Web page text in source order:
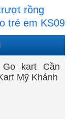
rồng
trẻ em KS09
kart Cần
Mỹ Khánh